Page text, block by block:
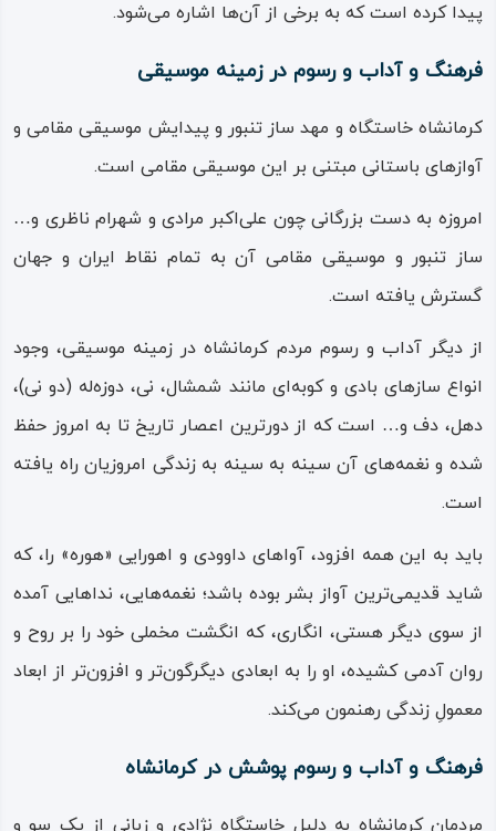
پیدا کرده است که به برخی از آن‌ها اشاره می‌شود.
فرهنگ و آداب و رسوم در زمینه موسیقی
کرمانشاه خاستگاه و مهد ساز تنبور و پیدایش موسیقی مقامی و
آوازهای باستانی مبتنی بر این موسیقی مقامی است.
امروزه به دست بزرگانی چون علی‌اکبر مرادی و شهرام ناظری و…
ساز تنبور و موسیقی مقامی آن به تمام نقاط ایران و جهان
گسترش یافته است.
از دیگر آداب و رسوم مردم کرمانشاه در زمینه موسیقی، وجود
انواع سازهای بادی و کوبه‌ای مانند شمشال، نی، دوزه‌له (دو نی)،
دهل، دف و… است که از دورترین اعصار تاریخ تا به امروز حفظ
شده و نغمه‌های آن سینه‌ به‌ سینه به زندگی امروزیان راه یافته
است.
باید به این‌ همه افزود، آواهای داوودی و اهورایی «هوره» را، که
شاید قدیمی‌ترین آواز بشر بوده باشد؛ نغمه‌هایی، نداهایی آمده
از سوی دیگر هستی، انگاری، که انگشت مخملی خود را بر روح و
روان آدمی کشیده، او را به ابعادی دیگرگون‌تر و افزون‌تر از ابعاد
معمولِ زندگی رهنمون می‌کند.
فرهنگ و آداب و رسوم پوشش در کرمانشاه
مردمان کرمانشاه به دلیل خاستگاه نژادی و زبانی از یک سو و